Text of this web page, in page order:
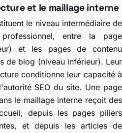
et le maillage interne
le niveau intermédiaire de
entre la page
et les pages de contenu
de blog (niveau inférieur). Leur
conditionne leur capacité à
SEO du site. Une page
le maillage interne reçoit des
depuis les pages piliers
et depuis les articles de